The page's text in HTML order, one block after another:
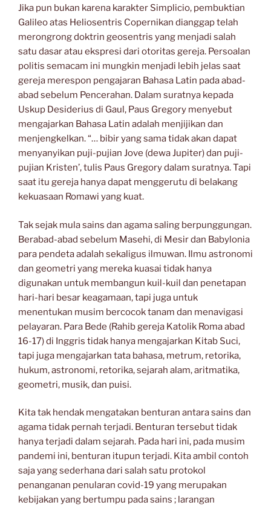
Jika pun bukan karena karakter Simplicio, pembuktian
Galileo atas Heliosentris Copernikan dianggap telah
merongrong doktrin geosentris yang menjadi salah
satu dasar atau ekspresi dari otoritas gereja. Persoalan
politis semacam ini mungkin menjadi lebih jelas saat
gereja merespon pengajaran Bahasa Latin pada abad-
abad sebelum Pencerahan. Dalam suratnya kepada
Uskup Desiderius di Gaul, Paus Gregory menyebut
mengajarkan Bahasa Latin adalah menjijikan dan
menjengkelkan. “… bibir yang sama tidak akan dapat
menyanyikan puji-pujian Jove (dewa Jupiter) dan puji-
pujian Kristen’, tulis Paus Gregory dalam suratnya. Tapi
saat itu gereja hanya dapat menggerutu di belakang
kekuasaan Romawi yang kuat.
Tak sejak mula sains dan agama saling berpunggungan.
Berabad-abad sebelum Masehi, di Mesir dan Babylonia
para pendeta adalah sekaligus ilmuwan. Ilmu astronomi
dan geometri yang mereka kuasai tidak hanya
digunakan untuk membangun kuil-kuil dan penetapan
hari-hari besar keagamaan, tapi juga untuk
menentukan musim bercocok tanam dan menavigasi
pelayaran. Para Bede (Rahib gereja Katolik Roma abad
16-17) di Inggris tidak hanya mengajarkan Kitab Suci,
tapi juga mengajarkan tata bahasa, metrum, retorika,
hukum, astronomi, retorika, sejarah alam, aritmatika,
geometri, musik, dan puisi.
Kita tak hendak mengatakan benturan antara sains dan
agama tidak pernah terjadi. Benturan tersebut tidak
hanya terjadi dalam sejarah. Pada hari ini, pada musim
pandemi ini, benturan itupun terjadi. Kita ambil contoh
saja yang sederhana dari salah satu protokol
penanganan penularan covid-19 yang merupakan
kebijakan yang bertumpu pada sains ; larangan